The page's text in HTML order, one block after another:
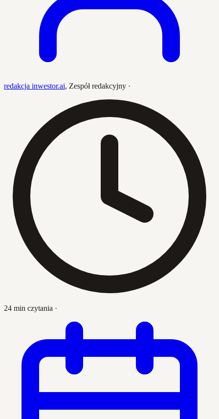
redakcja inwestor.ai, Zespół redakcyjny ·
24 min czytania ·